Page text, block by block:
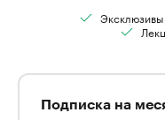
Подписка на